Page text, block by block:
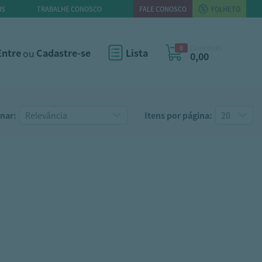
TRABALHE CONOSCO FALE CONOSCO FOLHETO
ou Cadastre-se Lista 0
0,00
Itens por página: